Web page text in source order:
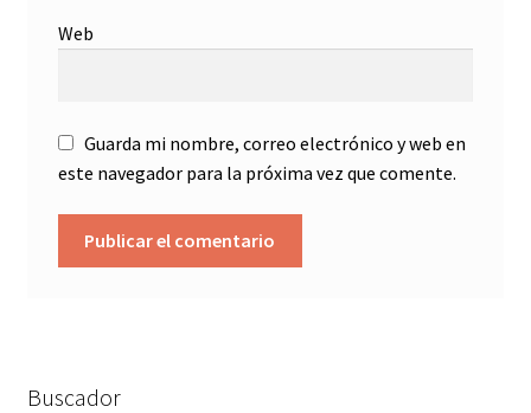
Web
Guarda mi nombre, correo electrónico y web en
este navegador para la próxima vez que comente.
Buscador